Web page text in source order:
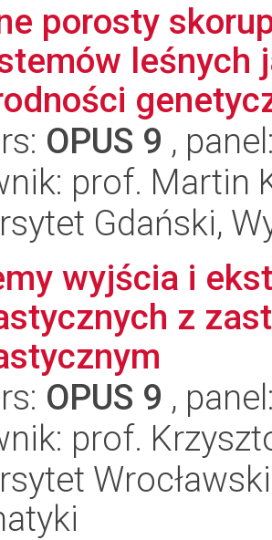
porosty
leśnych
OPUS 9 ,
prof. Martin
Gdański,
wyjścia i
z
OPUS 9 ,
prof.